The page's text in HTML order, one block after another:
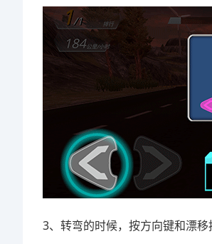
3、转弯的时候，按方向键和漂移